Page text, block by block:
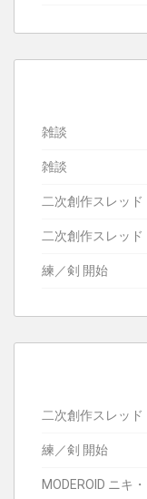
雑談
雑談
二次創作スレッド
二次創作スレッド
練／剣 開始
二次創作スレッド
練／剣 開始
MODEROID ニキ